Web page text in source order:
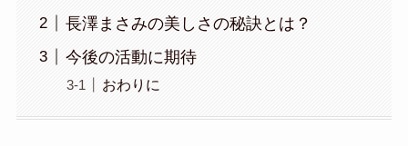
長澤まさみの美しさの秘訣とは？
今後の活動に期待
おわりに